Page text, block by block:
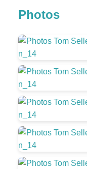
Photos